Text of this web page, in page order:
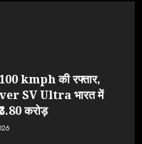
kmph की रफ्तार,
SV Ultra भारत में
करोड़